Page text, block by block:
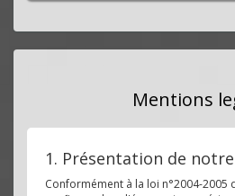
Mentions
1. Présentation de
Conformément à la loi n°2004-2005